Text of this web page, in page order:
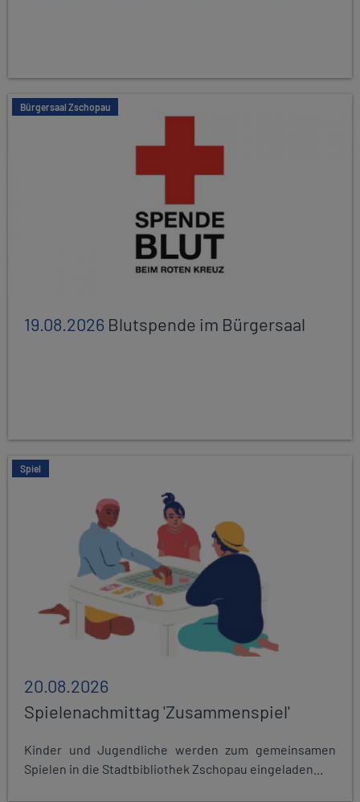
Bürgersaal Zschopau
19.08.2026 Blutspende im Bürgersaal
Spiel
20.08.2026
Spielenachmittag 'Zusammenspiel'
Kinder und Jugendliche werden zum gemeinsamen
Spielen in die Stadtbibliothek Zschopau eingeladen...